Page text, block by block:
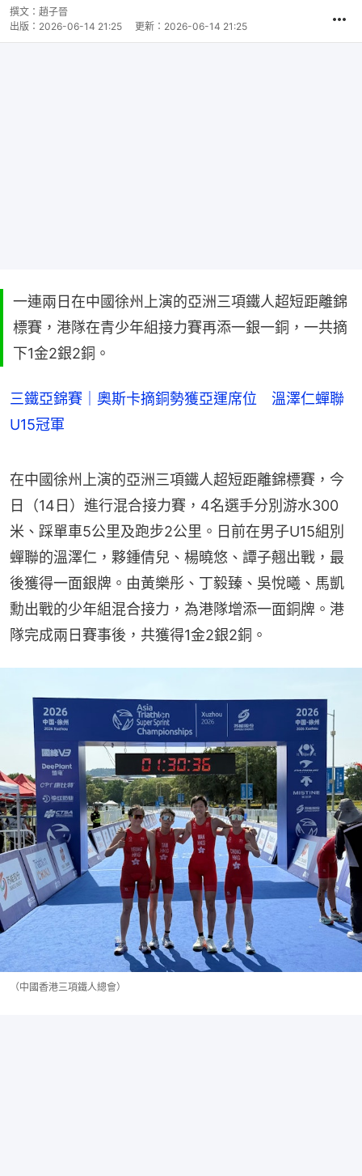
撰文： 趙子晉
出版： 2026-06-14 21:25 更新： 2026-06-14 21:25
一連兩日在中國徐州上演的亞洲三項鐵人超短距離錦
標賽，港隊在青少年組接力賽再添一銀一銅，一共摘
下1金2銀2銅。
三鐵亞錦賽｜奧斯卡摘銅勢獲亞運席位 溫澤仁蟬聯
U15冠軍
在中國徐州上演的亞洲三項鐵人超短距離錦標賽，今
日（14日）進行混合接力賽，4名選手分別游水300
米、踩單車5公里及跑步2公里。日前在男子U15組別
蟬聯的溫澤仁，夥鍾倩兒、楊曉悠、譚子翹出戰，最
後獲得一面銀牌。由黃樂彤、丁毅臻、吳悅曦、馬凱
勳出戰的少年組混合接力，為港隊增添一面銅牌。港
隊完成兩日賽事後，共獲得1金2銀2銅。
（中國香港三項鐵人總會）